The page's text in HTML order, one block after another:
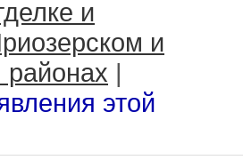
и
и
районах |
этой